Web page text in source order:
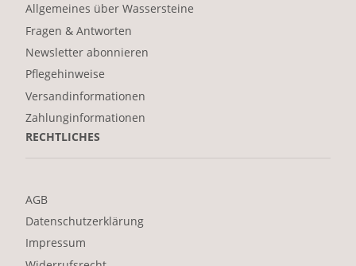
Allgemeines über Wassersteine
Fragen & Antworten
Newsletter abonnieren
Pflegehinweise
Versandinformationen
Zahlunginformationen
RECHTLICHES
AGB
Datenschutzerklärung
Impressum